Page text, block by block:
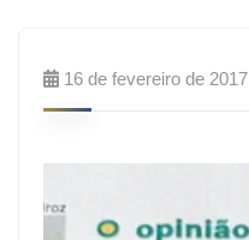
16 de fevereiro de 2017